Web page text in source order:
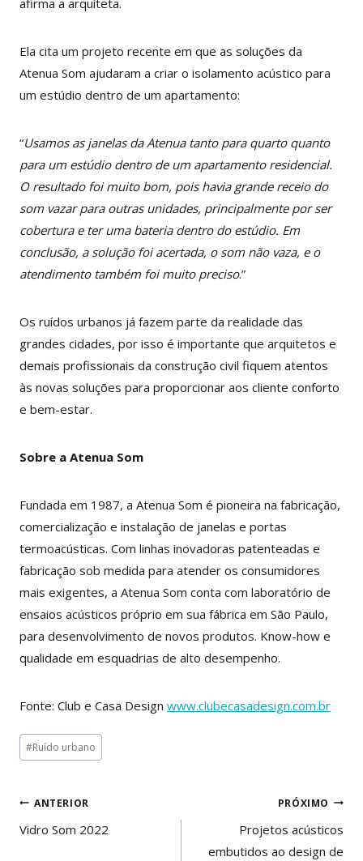
afirma a arquiteta.
Ela cita um projeto recente em que as soluções da
Atenua Som ajudaram a criar o isolamento acústico para
um estúdio dentro de um apartamento:
“Usamos as janelas da Atenua tanto para quarto quanto
para um estúdio dentro de um apartamento residencial.
O resultado foi muito bom, pois havia grande receio do
som vazar para outras unidades, principalmente por ser
cobertura e ter uma bateria dentro do estúdio. Em
conclusão, a solução foi acertada, o som não vaza, e o
atendimento também foi muito preciso.”
Os ruídos urbanos já fazem parte da realidade das
grandes cidades, por isso é importante que arquitetos e
demais profissionais da construção civil fiquem atentos
às novas soluções para proporcionar aos cliente conforto
e bem-estar.
Sobre a Atenua Som
Fundada em 1987, a Atenua Som é pioneira na fabricação,
comercialização e instalação de janelas e portas
termoacústicas. Com linhas inovadoras patenteadas e
fabricação sob medida para atender os consumidores
mais exigentes, a Atenua Som conta com laboratório de
ensaios acústicos próprio em sua fábrica em São Paulo,
para desenvolvimento de novos produtos. Know-how e
qualidade em esquadrias de alto desempenho.
Fonte: Club e Casa Design www.clubecasadesign.com.br
Tags
do
#Ruído urbano
Navegação
de
ANTERIOR
Vidro Som 2022
PRÓXIMO
Projetos acústicos
embutidos ao design de